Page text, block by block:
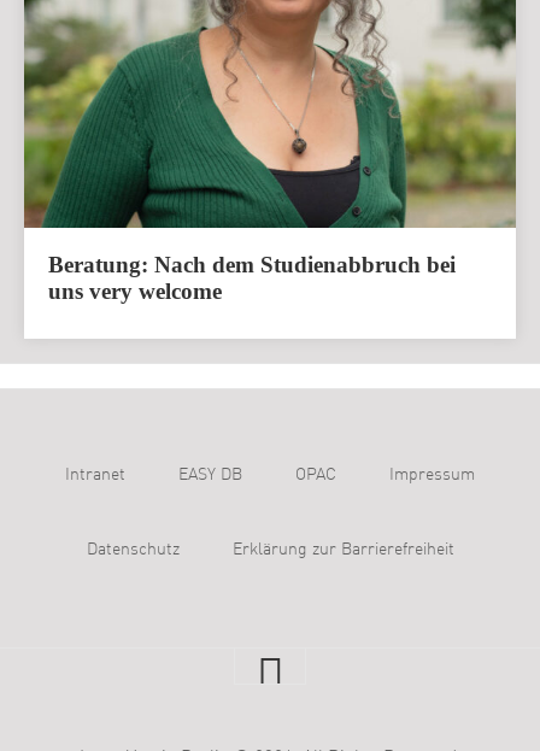
Beratung: Nach dem Studienabbruch bei
uns very welcome
Intranet EASY DB OPAC Impressum
Datenschutz Erklärung zur Barrierefreiheit